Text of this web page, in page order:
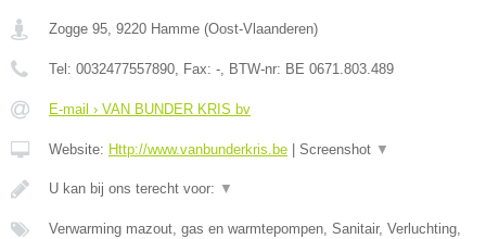
Zogge 95, 9220 Hamme (Oost-Vlaanderen)
Tel: 0032477557890, Fax: -, BTW-nr: BE 0671.803.489
E-mail › VAN BUNDER KRIS bv
Website: Http://www.vanbunderkris.be Screenshot ▼
U kan bij ons terecht voor: ▼
Verwarming mazout, gas en warmtepompen, Sanitair, Verluchting,